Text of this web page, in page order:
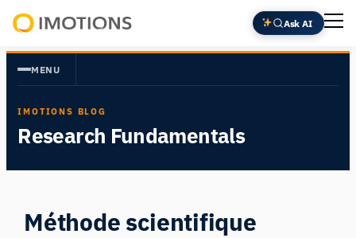
Aller
au
contenu
Insight
Ask AI
MENU
IMOTIONS BLOG
Research Fundamentals
Méthode scientifique